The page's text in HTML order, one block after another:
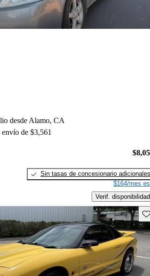
desde Alamo, CA
de $3,561
Sin tasas de concesionario adicionales
$164/mes
Verif. disponibilidad